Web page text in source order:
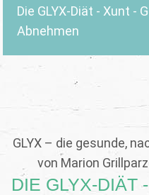
Die GLYX-Diät - Xunt -
Abnehmen
GLYX – die gesunde,
von Marion
DIE GLYX-DIÄT